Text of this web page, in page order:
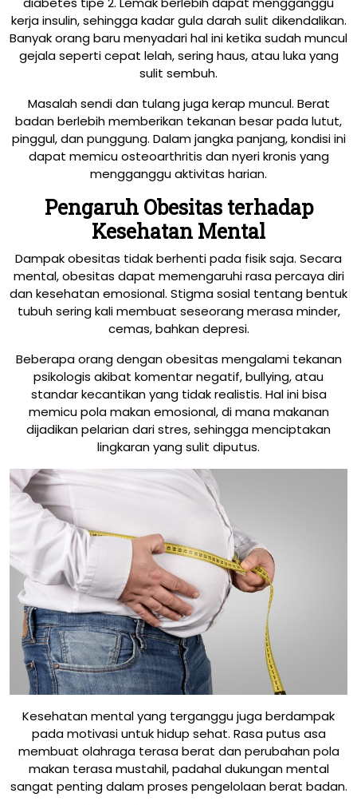
kerja insulin, sehingga kadar gula darah sulit dikendalikan.
Banyak orang baru menyadari hal ini ketika sudah muncul
gejala seperti cepat lelah, sering haus, atau luka yang
sulit sembuh.
Masalah sendi dan tulang juga kerap muncul. Berat
badan berlebih memberikan tekanan besar pada lutut,
pinggul, dan punggung. Dalam jangka panjang, kondisi ini
dapat memicu osteoarthritis dan nyeri kronis yang
mengganggu aktivitas harian.
Pengaruh Obesitas terhadap
Kesehatan Mental
Dampak obesitas tidak berhenti pada fisik saja. Secara
mental, obesitas dapat memengaruhi rasa percaya diri
dan kesehatan emosional. Stigma sosial tentang bentuk
tubuh sering kali membuat seseorang merasa minder,
cemas, bahkan depresi.
Beberapa orang dengan obesitas mengalami tekanan
psikologis akibat komentar negatif, bullying, atau
standar kecantikan yang tidak realistis. Hal ini bisa
memicu pola makan emosional, di mana makanan
dijadikan pelarian dari stres, sehingga menciptakan
lingkaran yang sulit diputus.
Kesehatan mental yang terganggu juga berdampak
pada motivasi untuk hidup sehat. Rasa putus asa
membuat olahraga terasa berat dan perubahan pola
makan terasa mustahil, padahal dukungan mental
sangat penting dalam proses pengelolaan berat badan.